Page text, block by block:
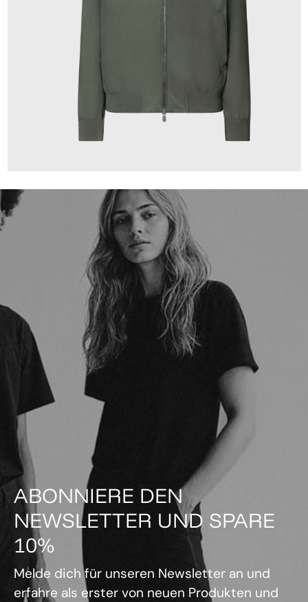
ABONNIERE DEN
NEWSLETTER UND SPARE
10%
Melde dich für unseren Newsletter an und
erfahre als erster von neuen Produkten und